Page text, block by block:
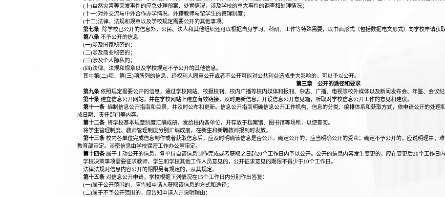
(十)自然灾害等突发事件的应急处理预案、处置情况，涉及学校的重大事件的调查和处理情况；
(十一)对外交流与中外合作办学情况，外籍教师与留学生的管理制度；
(十二)法律、法规和规章以及学校规定需要公开的其他事项。
第七条除学校已公开的信息外，公民、法人和其他组织还可以根据自身学习、科研、工作等特殊需要，以书面形式（包括数据电文形式）向学校申请获取
第八条不予公开的信息
(一)涉及国家秘密的；
(二)涉及商业秘密的；
(三)涉及个人隐私的；
(四)法律、法规和规章以及学校规定不予公开的其他信息。
其中第(二)项、第(三)项所列的信息，经权利人同意公开或者不公开可能对公共利益造成重大影响的，可以予以公开。
第三章 公开的途径和要求
第九条依照规定需要公开的信息，通过学校网站、校报校刊、校内广播等校内媒体和报刊、杂志、广播、电视等校外媒体以及新闻发布会、年鉴、会议纪
第十条建立信息公开网站，并在学校网站上建立有效链接，及时更新信息，开设信息公开意见箱，听取对学校信息公开工作的意见和建议。
第十一条编制信息公开指南和目录，并及时公布和更新。信息公开指南明确信息公开工作机构、信息的分类、编排体系和获取方式，依申请公开的处理
成日期、责任部门等内容。
第十二条将学校基本规章制度汇编成册，发给校内各单位，并存放于档案馆、图书馆等场所，以便查阅。
将学生管理制度、教师管理制度分别汇编成册，在新生和新聘教师报到时发放。
第十三条校内各单位完成信息制作或者获取信息后，应及时明确该信息是否公开。确定公开的，应当明确公开的受众；确定不予公开的，应说明理由；
教育部审定。涉密信息由学校保密工作办公室审定。
第十四条属于主动公开的信息，各单位自该信息制作完成或者获取之日起20个工作日内予以公开。公开的信息内容发生变更的，应在变更后20个工作日内
学校决策事项需要征求教师、学生和学校其他工作人员意见的，公开征求意见的期限不得少于10个工作日。
法律法规对信息内容公开的期限另有规定的，从其规定。
第十五条对信息公开申请，学校根据下列情况在15个工作日内分别作出答复：
(一)属于公开范围的，应告知申请人获取该信息的方式和途径；
(二)属于不予公开范围的，应告知申请人并说明理由；